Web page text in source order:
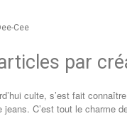
Cee
par
culte, s’est fait
jeans. C’est tout le charme